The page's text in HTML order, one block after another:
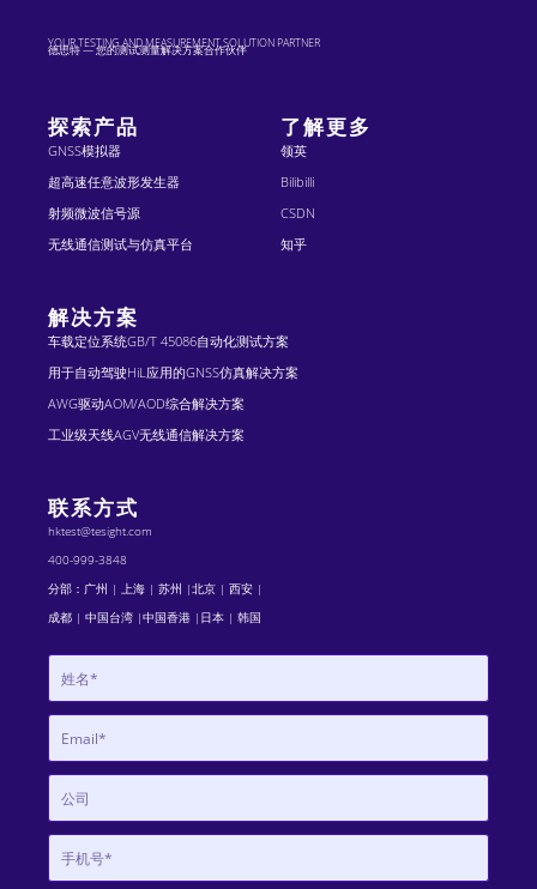
德思特 — 您的测试测量解决方案合作伙伴
YOUR TESTING AND MEASUREMENT SOLUTION PARTNER
探索产品
GNSS模拟器
超高速任意波形发生器
射频微波信号源
无线通信测试与仿真平台
了解更多
领英
Bilibilli
CSDN
知乎
解决方案
车载定位系统GB/T 45086自动化测试方案
用于自动驾驶HiL应用的GNSS仿真解决方案
AWG驱动AOM/AOD综合解决方案
工业级天线AGV无线通信解决方案
联系方式
hktest@tesight.com
400-999-3848
分部：广州 | 上海 | 苏州 |北京 | 西安 |
成都 | 中国台湾 |中国香港 |日本 | 韩国